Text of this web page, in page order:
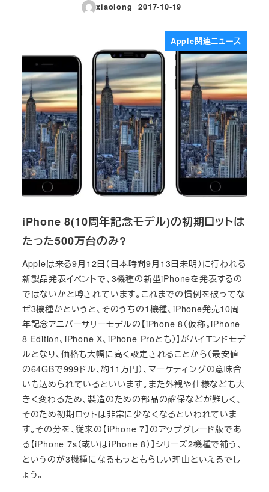
xiaolong
投稿日
2017-10-19
Apple関連ニュース
iPhone 8(10周年記念モデル)の初期ロットは
たった500万台のみ?
Appleは来る9月12日（日本時間9月13日未明）に行われる
新製品発表イベントで、3機種の新型iPhoneを発表するの
ではないかと噂されています。これまでの慣例を破ってな
ぜ3機種かというと、そのうちの1機種、iPhone発売10周
年記念アニバーサリーモデルの【iPhone 8（仮称。iPhone
8 Edition、iPhone X、iPhone Proとも）】がハイエンドモデ
ルとなり、価格も大幅に高く設定されることから（最安値
の64GBで999ドル、約11万円）、マーケティングの意味合
いも込められているといいます。また外観や仕様なども大
きく変わるため、製造のための部品の確保などが難しく、
そのため初期ロットは非常に少なくなるといわれていま
す。その分を、従来の【iPhone 7】のアップグレード版であ
る【iPhone 7s（或いはiPhone 8）】シリーズ2機種で補う、
というのが3機種になるもっともらしい理由といえるでし
ょう。